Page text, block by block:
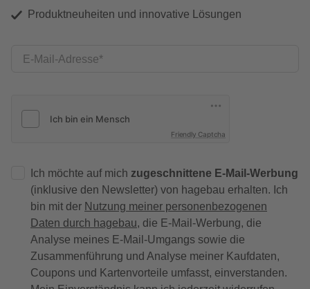
Produktneuheiten und innovative Lösungen
E-Mail-Adresse
Friendly Captcha
Ich möchte auf mich zugeschnittene E-Mail-Werbung
(inklusive den Newsletter) von hagebau erhalten. Ich
bin mit der Nutzung meiner personenbezogenen
Daten durch hagebau, die E-Mail-Werbung, die
Analyse meines E-Mail-Umgangs sowie die
Zusammenführung und Analyse meiner Kaufdaten,
Coupons und Kartenvorteile umfasst, einverstanden.